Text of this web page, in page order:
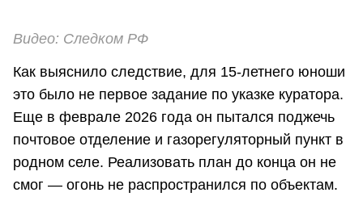
Видео: Следком РФ
Как выяснило следствие, для 15-летнего юноши
это было не первое задание по указке куратора.
Еще в феврале 2026 года он пытался поджечь
почтовое отделение и газорегуляторный пункт в
родном селе. Реализовать план до конца он не
смог — огонь не распространился по объектам.